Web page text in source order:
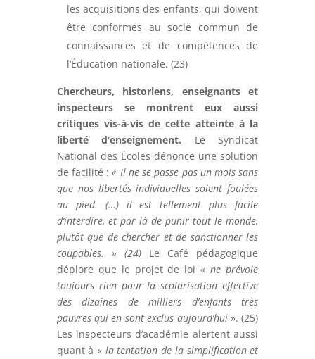
les acquisitions des enfants, qui doivent
être conformes au socle commun de
connaissances et de compétences de
l’Éducation nationale. (23)
Chercheurs, historiens, enseignants et
inspecteurs se montrent eux aussi
critiques vis-à-vis de cette atteinte à la
liberté d’enseignement.
Le Syndicat
National des Écoles dénonce une solution
de facilité : « Il ne se passe pas un mois sans
que nos libertés individuelles soient foulées
au pied. (…) il est tellement plus facile
d’interdire, et par là de punir tout le monde,
plutôt que de chercher et de sanctionner les
coupables. » (24)
Le Café pédagogique
déplore que le projet de loi «ne prévoie
toujours rien pour la scolarisation effective
des dizaines de milliers d’enfants très
pauvres qui en sont exclus aujourd’hui». (25)
Les inspecteurs d’académie alertent aussi
quant à « la tentation de la simplification et